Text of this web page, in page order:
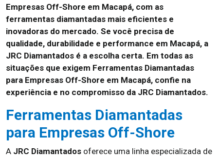
Empresas Off-Shore em Macapá, com as
ferramentas diamantadas mais eficientes e
inovadoras do mercado. Se você precisa de
qualidade, durabilidade e performance em Macapá, a
JRC Diamantados é a escolha certa. Em todas as
situações que exigem Ferramentas Diamantadas
para Empresas Off-Shore em Macapá, confie na
experiência e no compromisso da JRC Diamantados.
Ferramentas Diamantadas
para Empresas Off-Shore
A JRC Diamantados oferece uma linha especializada de